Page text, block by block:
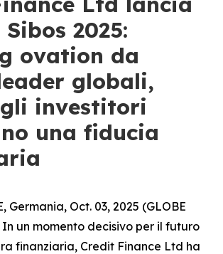
Sibos 2025:
ovation da
globali,
investitori
una fiducia
Germania, Oct. 03, 2025 (GLOBE
In un momento decisivo per il futuro
finanziaria, Credit Finance Ltd ha